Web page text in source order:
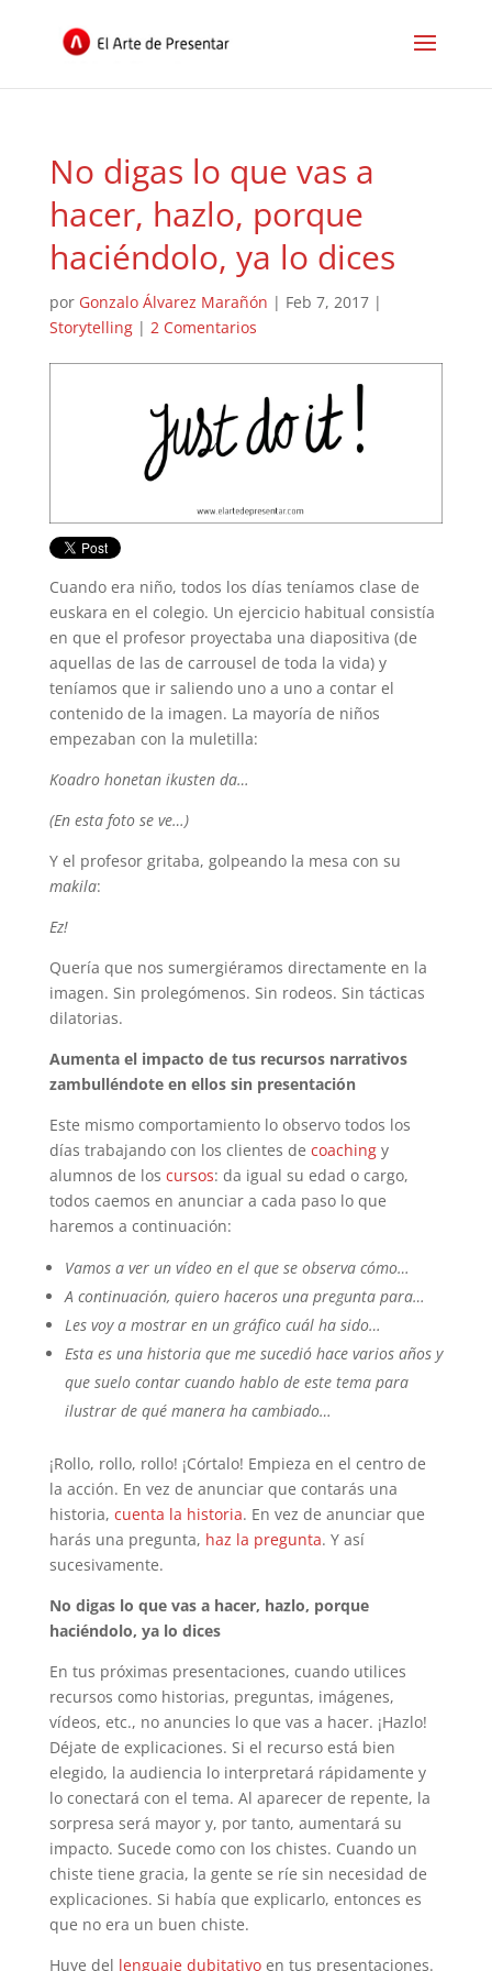
No digas lo que vas a
hacer, hazlo, porque
haciéndolo, ya lo dices
por Gonzalo Álvarez Marañón | Feb 7, 2017|
Storytelling| 2 Comentarios
Cuando era niño, todos los días teníamos clase de
euskara en el colegio. Un ejercicio habitual consistía
en que el profesor proyectaba una diapositiva (de
aquellas de las de carrousel de toda la vida) y
teníamos que ir saliendo uno a uno a contar el
contenido de la imagen. La mayoría de niños
empezaban con la muletilla:
Koadro honetan ikusten da…
(En esta foto se ve…)
Y el profesor gritaba, golpeando la mesa con su
makila:
Ez!
Quería que nos sumergiéramos directamente en la
imagen. Sin prolegómenos. Sin rodeos. Sin tácticas
dilatorias.
Aumenta el impacto de tus recursos narrativos
zambulléndote en ellos sin presentación
Este mismo comportamiento lo observo todos los
días trabajando con los clientes de coaching y
alumnos de los cursos: da igual su edad o cargo,
todos caemos en anunciar a cada paso lo que
haremos a continuación:
Vamos a ver un vídeo en el que se observa cómo…
A continuación, quiero haceros una pregunta para…
Les voy a mostrar en un gráfico cuál ha sido…
Esta es una historia que me sucedió hace varios años y
que suelo contar cuando hablo de este tema para
ilustrar de qué manera ha cambiado…
¡Rollo, rollo, rollo! ¡Córtalo! Empieza en el centro de
la acción. En vez de anunciar que contarás una
historia, cuenta la historia. En vez de anunciar que
harás una pregunta, haz la pregunta. Y así
sucesivamente.
No digas lo que vas a hacer, hazlo, porque
haciéndolo, ya lo dices
En tus próximas presentaciones, cuando utilices
recursos como historias, preguntas, imágenes,
vídeos, etc., no anuncies lo que vas a hacer. ¡Hazlo!
Déjate de explicaciones. Si el recurso está bien
elegido, la audiencia lo interpretará rápidamente y
lo conectará con el tema. Al aparecer de repente, la
sorpresa será mayor y, por tanto, aumentará su
impacto. Sucede como con los chistes. Cuando un
chiste tiene gracia, la gente se ríe sin necesidad de
explicaciones. Si había que explicarlo, entonces es
que no era un buen chiste.
Huye del lenguaje dubitativoen tus presentaciones.